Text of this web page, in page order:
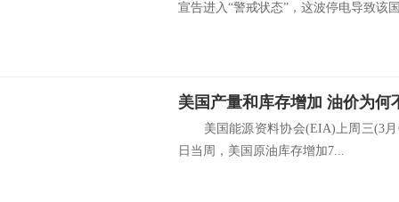
宣告进入“警戒状态”，这波停电导致该
美国产量和库存增加 油价为何
美国能源资料协会(EIA)上周三(3月
日当周，美国原油库存增加7...